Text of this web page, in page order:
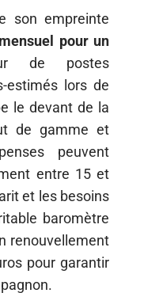
son empreinte
pour un
de postes
estimés lors de
le devant de la
de gamme et
peuvent
entre 15 et
et les besoins
baromètre
renouvellement
pour garantir